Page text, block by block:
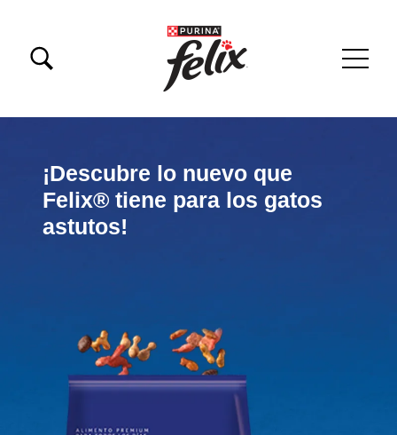
¡Descubre lo nuevo que
Felix® tiene para los gatos
astutos!